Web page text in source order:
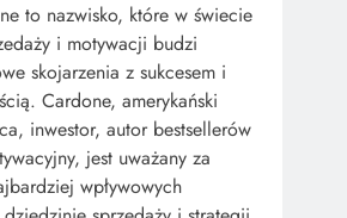
to nazwisko, które w świecie
i motywacji budzi
skojarzenia z sukcesem i
Cardone, amerykański
inwestor, autor bestsellerów
jest uważany za
wpływowych